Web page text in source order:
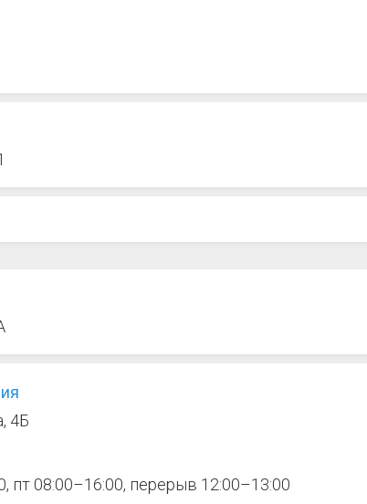
4Б
пт 08:00–16:00, перерыв 12:00–13:00